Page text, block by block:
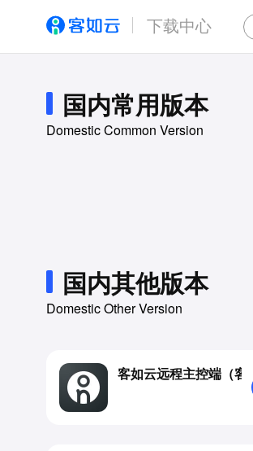
下载中心
国内常用版本
Domestic Common Version
国内其他版本
Domestic Other Version
客如云远程主控端（客